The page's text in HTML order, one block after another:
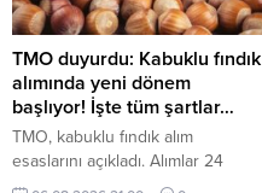
TMO duyurdu: Kabuklu fındık
alımında yeni dönem
başlıyor! İşte tüm şartlar…
TMO, kabuklu fındık alım
esaslarını açıkladı. Alımlar 24
Ağustos'ta başlayacak, randevu